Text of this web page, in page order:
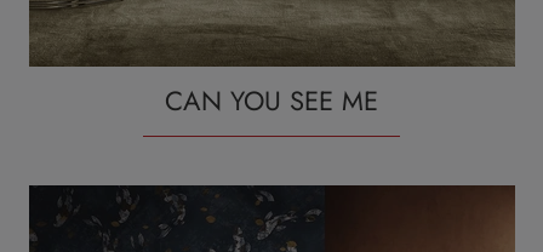
CAN YOU SEE ME